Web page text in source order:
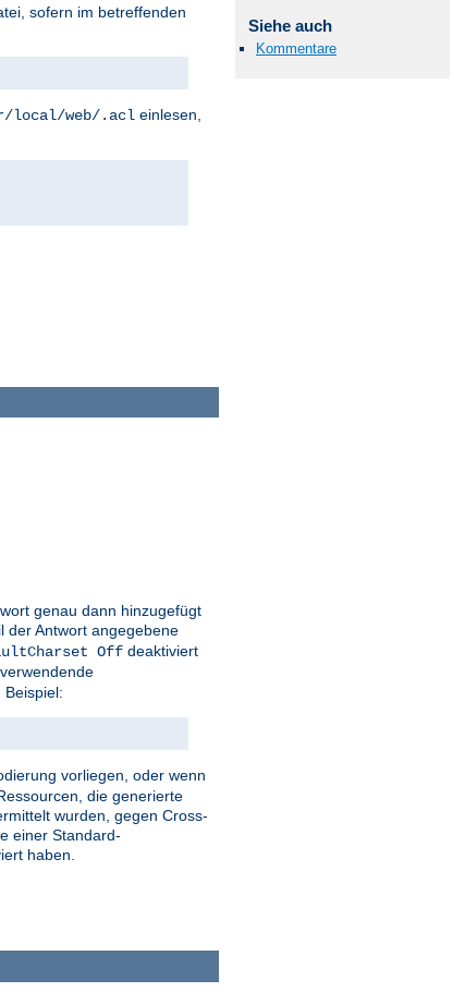
Siehe auch
Kommentare
sofern im betreffenden
local/web/.acl einlesen,
genau dann hinzugefügt
der Antwort angegebene
Off deaktiviert
vorliegen, oder wenn
die generierte
wurden, gegen Cross-
einer Standard-
haben.